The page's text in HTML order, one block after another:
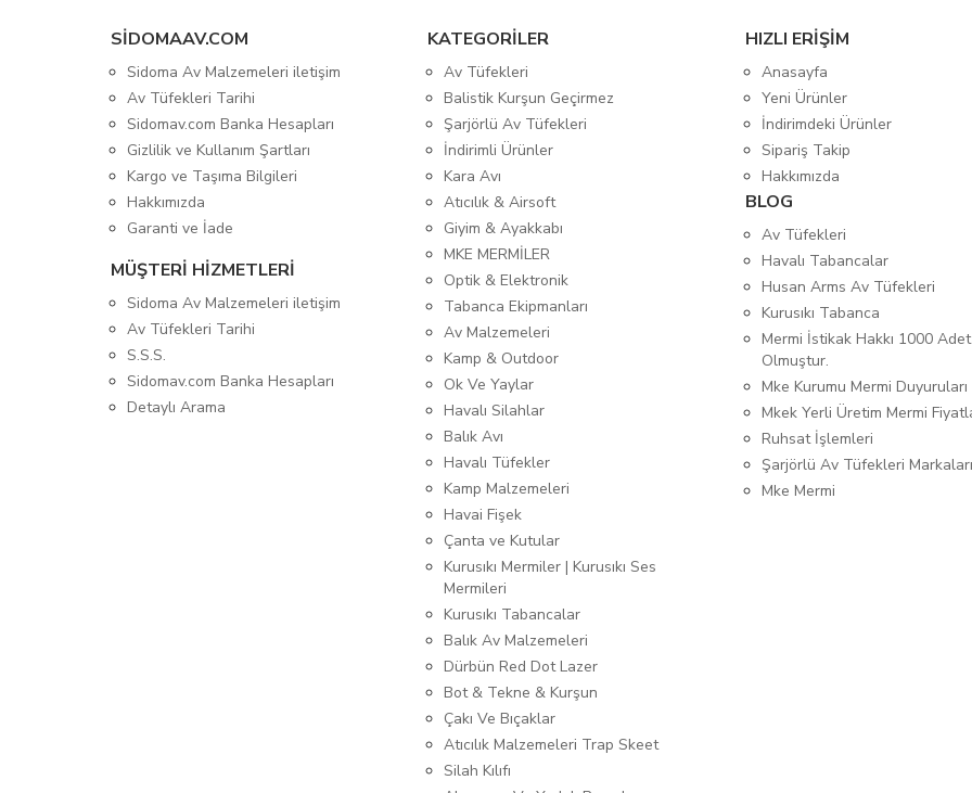
SIDOMAAV.COM
Sidoma Av Malzemeleri iletişim
Av Tüfekleri Tarihi
Sidomav.com Banka Hesapları
Gizlilik ve Kullanım Şartları
Kargo ve Taşıma Bilgileri
Hakkımızda
Garanti ve İade
MÜŞTERİ HİZMETLERİ
Sidoma Av Malzemeleri iletişim
Av Tüfekleri Tarihi
S.S.S.
Sidomav.com Banka Hesapları
Detaylı Arama
KATEGORİLER
Av Tüfekleri
Balistik Kurşun Geçirmez
Şarjörlü Av Tüfekleri
İndirimli Ürünler
Kara Avı
Atıcılık & Airsoft
Giyim & Ayakkabı
MKE MERMİLER
Optik & Elektronik
Tabanca Ekipmanları
Av Malzemeleri
Kamp & Outdoor
Ok Ve Yaylar
Havalı Silahlar
Balık Avı
Havalı Tüfekler
Kamp Malzemeleri
Havai Fişek
Çanta ve Kutular
Kurusıkı Mermiler | Kurusıkı Ses
Mermileri
Kurusıkı Tabancalar
Balık Av Malzemeleri
Dürbün Red Dot Lazer
Bot & Tekne & Kurşun
Çakı Ve Bıçaklar
Atıcılık Malzemeleri Trap Skeet
Silah Kılıfı
HIZLI ERİŞİM
Anasayfa
Yeni Ürünler
İndirimdeki Ürünler
Sipariş Takip
Hakkımızda
BLOG
Av Tüfekleri
Havalı Tabancalar
Husan Arms Av Tüfekleri
Kurusıkı Tabanca
Mermi İstikak Hakkı 1000 Adet
Olmuştur.
Mke Kurumu Mermi
Mkek Yerli Üretim Mermi
Ruhsat İşlemleri
Şarjörlü Av Tüfekleri Markaları
Mke Mermi